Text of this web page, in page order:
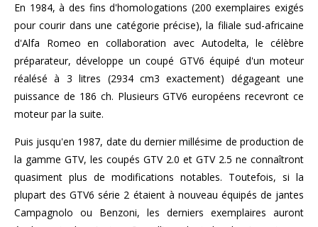
En 1984, à des fins d'homologations (200 exemplaires exigés
pour courir dans une catégorie précise), la filiale sud-africaine
d'Alfa Romeo en collaboration avec Autodelta, le célèbre
préparateur, développe un coupé GTV6 équipé d'un moteur
réalésé à 3 litres (2934 cm3 exactement) dégageant une
puissance de 186 ch. Plusieurs GTV6 européens recevront ce
moteur par la suite.
Puis jusqu'en 1987, date du dernier millésime de production de
la gamme GTV, les coupés GTV 2.0 et GTV 2.5 ne connaîtront
quasiment plus de modifications notables. Toutefois, si la
plupart des GTV6 série 2 étaient à nouveau équipés de jantes
Campagnolo ou Benzoni, les derniers exemplaires auront